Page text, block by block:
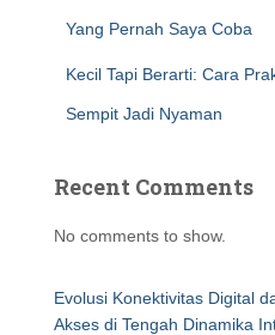
Yang Pernah Saya Coba
Kecil Tapi Berarti: Cara
Sempit Jadi Nyaman
Recent Comments
No comments to show.
Evolusi Konektivitas Digital
Akses di Tengah Dinamika